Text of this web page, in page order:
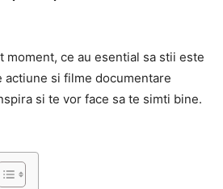
ce au esential sa stii este
actiune si filme documentare
si te vor face sa te simti bine.